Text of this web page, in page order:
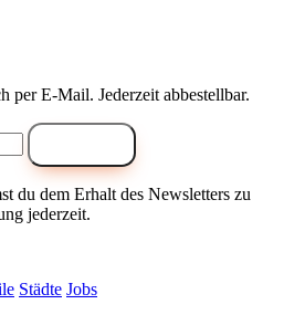
per E-Mail. Jederzeit abbestellbar.
du dem Erhalt des Newsletters zu
jederzeit.
Städte Jobs